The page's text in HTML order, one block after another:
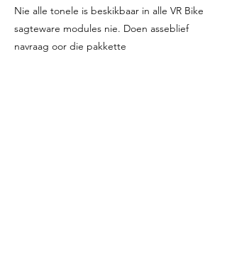
Nie alle tonele is beskikbaar in alle VR Bike
sagteware modules nie. Doen asseblief
navraag oor die pakkette